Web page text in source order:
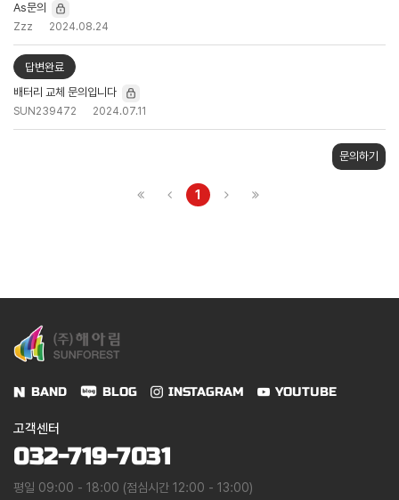
As문의
Zzz 2024.08.24
답변완료
배터리 교체 문의입니다
SUN239472 2024.07.11
문의하기
1
BAND BLOG INSTAGRAM YOUTUBE
고객센터
032-719-7031
평일 09:00 - 18:00 (점심시간 12:00 - 13:00)